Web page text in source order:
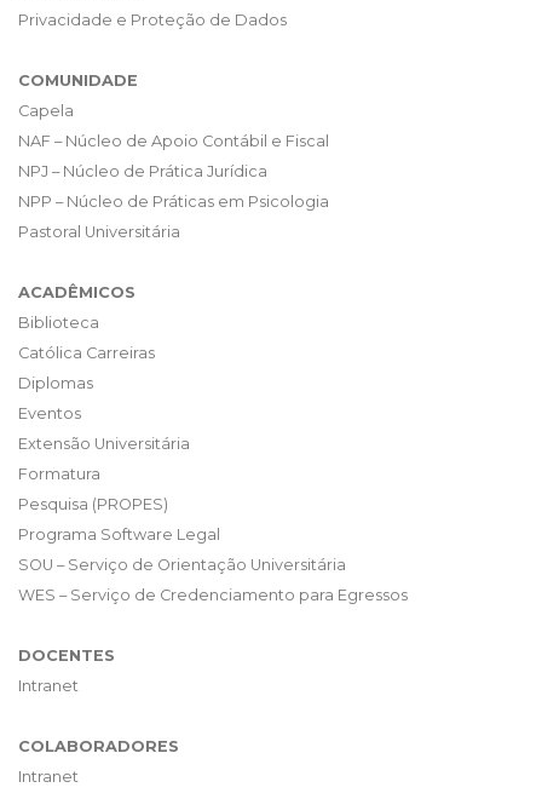
Privacidade e Proteção de Dados
COMUNIDADE
Capela
NAF – Núcleo de Apoio Contábil e Fiscal
NPJ – Núcleo de Prática Jurídica
NPP – Núcleo de Práticas em Psicologia
Pastoral Universitária
ACADÊMICOS
Biblioteca
Católica Carreiras
Diplomas
Eventos
Extensão Universitária
Formatura
Pesquisa (PROPES)
Programa Software Legal
SOU – Serviço de Orientação Universitária
WES – Serviço de Credenciamento para Egressos
DOCENTES
Intranet
COLABORADORES
Intranet